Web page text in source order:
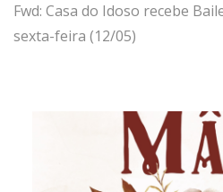
Fwd: Casa do Idoso recebe
sexta-feira (12/05)